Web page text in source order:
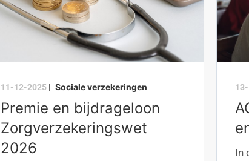
11-12-2025 | Sociale verzekeringen
Premie en bijdrageloon
Zorgverzekeringswet
2026
In